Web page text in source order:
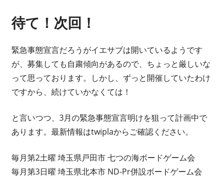
待て！次回！
緊急事態宣言だろうがイエサブは開いているようです
が、募集しても自粛傾向があるので、ちょっと厳しいな
って思っております。しかし、ずっと開催していたわけ
ですから、続けていかなくては！
と言いつつ、3月の緊急事態宣言明けを狙って計画中で
あります。最新情報はtwiplaからご確認ください。
毎月第2土曜 埼玉県戸田市 七つの海ボードゲーム会
毎月第3日曜 埼玉県北本市 ND-Pr併設ボードゲーム会